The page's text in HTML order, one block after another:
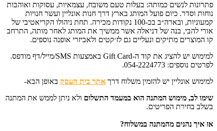
פתרונות לנשים כמותה: בעלות טעם משובח, עצמאיות, עסוקות ואוהבות
נוחות וסדר. כיום פועל המותג בארץ דרך חנות אונליין ועשר חנויות
קמעוניות, ובארה״ב בכ-100 נקודות מכירה. תחת ניהולו הקריאטיבי של
אורי להבי, בנה של דניאלה אשר ממשיך את המותג לאחר מותה, התרחב
קו המוצרים מתיקים ונעליים גם לז׳קטים ולאביזרי אופנה נוספים.
למימוש יש להציג את קוד ה-Gift Card באמצעות SMS/מייל/דף מודפס.
לפרטים נוספים: 054-2224773.
למימוש אונליין יש להזמין משלוח דרך אתר בית העסק באופן הבא-
שימו לב, מימוש המתנה הוא במעמד התשלום ולא ניתן לממש את המתנה
בשלב בחירת הפריטים.
אז איך נהנים מהמתנה במשלוח?